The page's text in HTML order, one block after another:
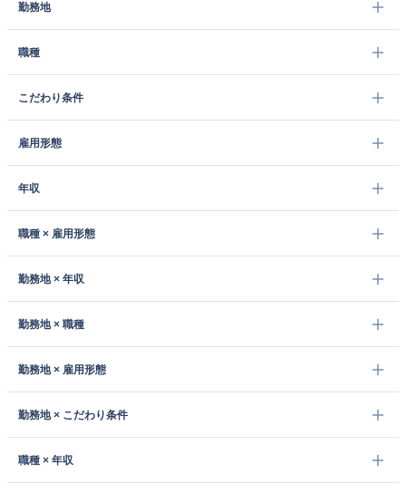
勤務地
職種
こだわり条件
雇用形態
年収
職種 × 雇用形態
勤務地 × 年収
勤務地 × 職種
勤務地 × 雇用形態
勤務地 × こだわり条件
職種 × 年収